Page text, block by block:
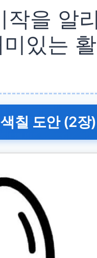
을 알
있는
칠 도안 (2장)